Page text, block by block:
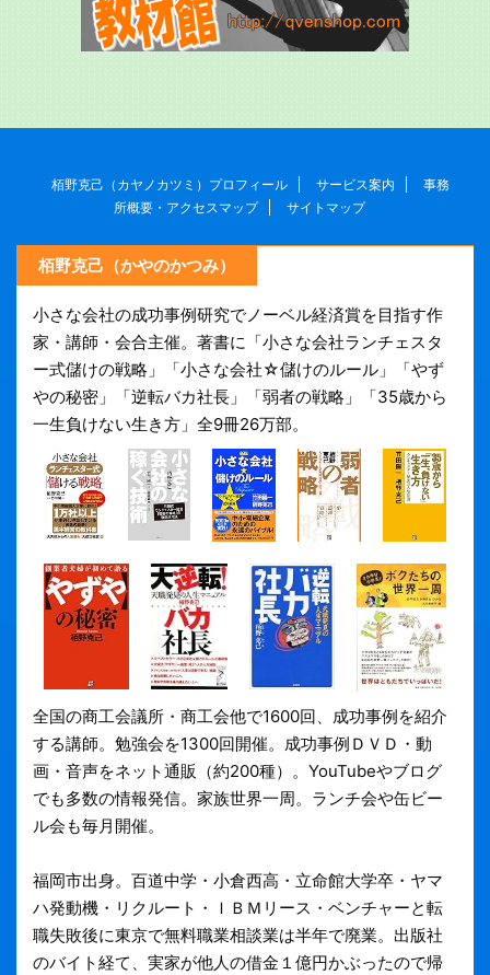
栢野克己（カヤノカツミ）プロフィール サービス案内
事務
所概要・アクセスマップ
サイトマップ
栢野克己（かやのかつみ）
小さな会社の成功事例研究でノーベル経済賞を目指す作
家・講師・会合主催。著書に「小さな会社ランチェスタ
ー式儲けの戦略」「小さな会社☆儲けのルール」「やず
やの秘密」「逆転バカ社長」「弱者の戦略」「35歳から
一生負けない生き方」全9冊26万部。
全国の商工会議所・商工会他で1600回、成功事例を紹介
する講師。勉強会を1300回開催。成功事例ＤＶＤ・動
画・音声をネット通販（約200種）。YouTubeやブログ
でも多数の情報発信。家族世界一周。ランチ会や缶ビー
ル会も毎月開催。
福岡市出身。百道中学・小倉西高・立命館大学卒・ヤマ
ハ発動機・リクルート・ＩＢＭリース・ベンチャーと転
職失敗後に東京で無料職業相談業は半年で廃業。出版社
のバイト経て、実家が他人の借金１億円かぶったので帰